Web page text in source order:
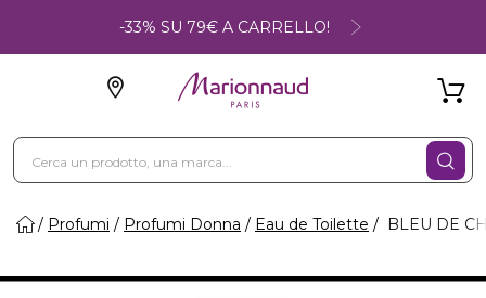
-33% SU 79€ A CARRELLO!
Profumi Profumi Donna Eau de Toilette BLEU DE